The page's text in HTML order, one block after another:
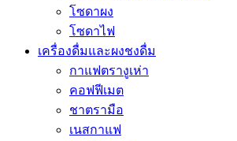
โซดาผง
โซดาไฟ
เครื่องดื่มและผงชงดื่ม
กาแฟตรางูเห่า
คอฟฟีเมต
ชาตรามือ
เนสกาแฟ